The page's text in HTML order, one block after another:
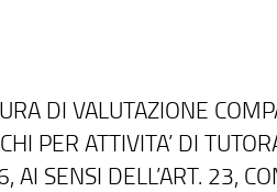
DI VALUTAZIONE
PER ATTIVITA’ DI
AI SENSI DELL’ART. 23,